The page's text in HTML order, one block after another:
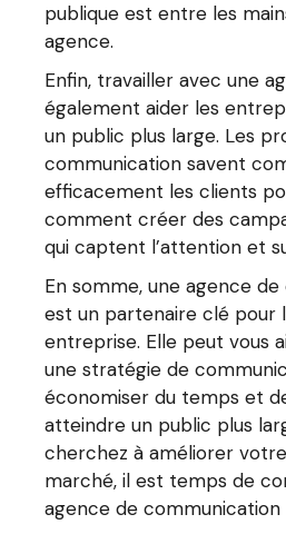
publique est entre les
agence.
Enfin, travailler avec une
également aider les
un public plus large. Les
communication savent
efficacement les clients
comment créer des
qui captent l’attention et
En somme, une agence
est un partenaire clé pour
entreprise. Elle peut vous
une stratégie de
économiser du temps et
atteindre un public plus
cherchez à améliorer
marché, il est temps de
agence de communication